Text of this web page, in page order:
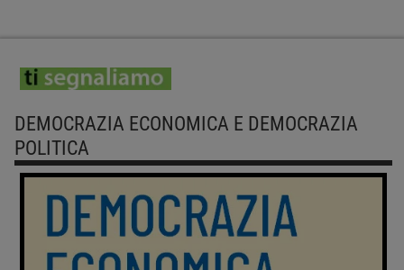
DEMOCRAZIA ECONOMICA E DEMOCRAZIA
POLITICA